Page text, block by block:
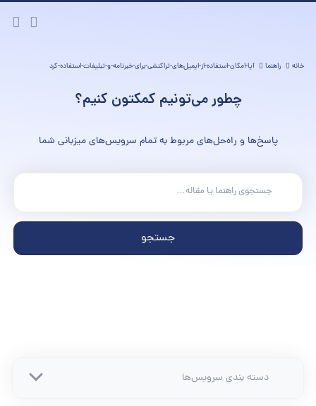
خانه راهنما آیا-امکان-استفاده-از-ایمیل‌های-تراکنشی-برای-خبرنامه-و-تبلیغات-استفاده-کرد
چطور می‌تونیم کمکتون کنیم؟
پاسخ‌ها و راه‌حل‌های مربوط به تمام سرویس‌های میزبانی شما
جستجو
دسته بندی سرویس‌ها